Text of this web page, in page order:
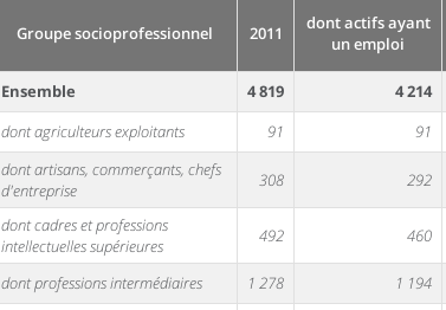
Groupe socioprofessionnel 2011
dont actifs ayant
un emploi
Ensemble
4 819 4 214
dont agriculteurs exploitants
91 91
dont artisans, commerçants, chefs
d'entreprise
308 292
dont cadres et professions
intellectuelles supérieures
492 460
dont professions intermédiaires 1 278 1 194